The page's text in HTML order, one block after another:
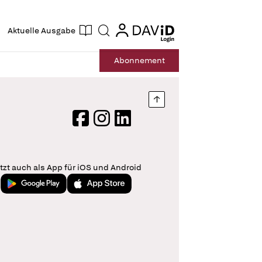
Aktuelle Ausgabe Suche login
login
Abonnement
Nach oben springen
FacebookInstagram
LinkedIn
auch als App für iOS und Android
Jetzt bei Google PlayLaden im App Store